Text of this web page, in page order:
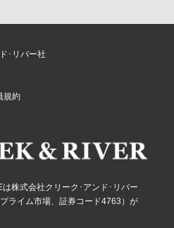
･リバー社
規約
株式会社クリーク･アンド･リバー
ライム市場、証券コード4763）が